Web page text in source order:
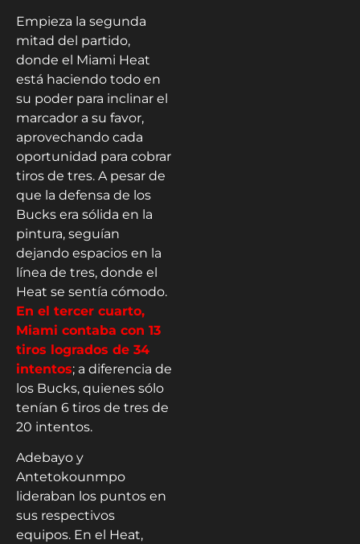
Empieza la segunda
mitad del partido,
donde el Miami Heat
está haciendo todo en
su poder para inclinar el
marcador a su favor,
aprovechando cada
oportunidad para cobrar
tiros de tres. A pesar de
que la defensa de los
Bucks era sólida en la
pintura, seguían
dejando espacios en la
línea de tres, donde el
Heat se sentía cómodo.
En el tercer cuarto,
Miami contaba con 13
tiros logrados de 34
intentos; a diferencia de
los Bucks, quienes sólo
tenían 6 tiros de tres de
20 intentos.
Adebayo y
Antetokounmpo
lideraban los puntos en
sus respectivos
equipos. En el Heat,